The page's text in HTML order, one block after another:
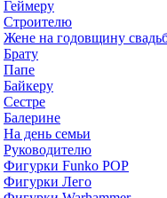
Геймеру
Строителю
Жене на годовщину
Брату
Папе
Байкеру
Сестре
Балерине
На день семьи
Руководителю
Фигурки Funko POP
Фигурки Лего